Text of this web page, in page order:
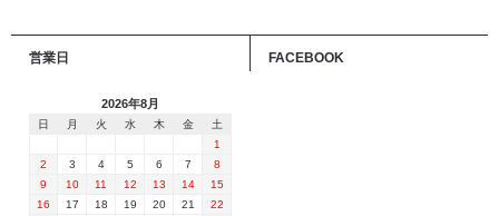
営業日
2026年8月
日 月 火 水 木 金
土
1
2
3 4 5 6 7
8
9
10 11 12 13 14
15
16
17 18 19 20 21
22
FACEBOOK